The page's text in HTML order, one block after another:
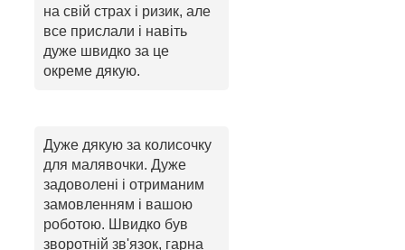
на свій страх і ризик, але
все прислали і навіть
дуже швидко за це
окреме дякую.
Дуже дякую за колисочку
для малявочки. Дуже
задоволені і отриманим
замовленням і вашою
роботою. Швидко був
зворотній зв'язок, гарна